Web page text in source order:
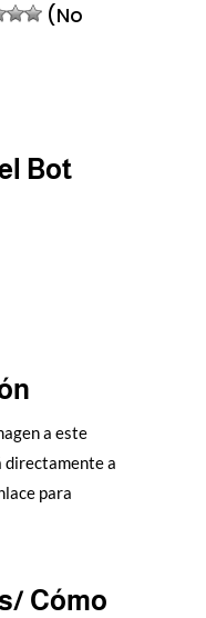
(No
Bot
a este
directamente a
para
Cómo